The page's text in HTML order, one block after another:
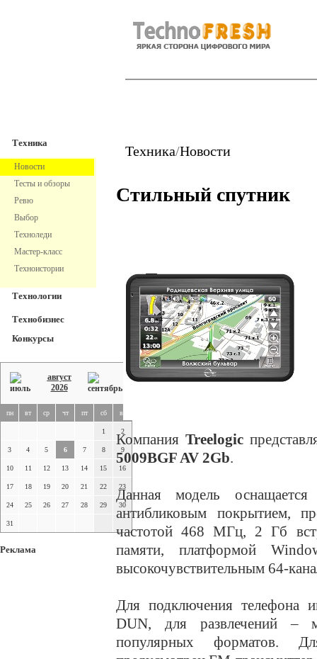
Техника
Новости
Тесты и обзоры
Ревю
Выбор
Техноледи
Мастер-класс
Техноистории
Технологии
Технобизнес
Конкурсы
август
2026
пн вт ср чт пт сб вс
1 2
3 4 5 6 7 8 9
10 11 12 13 14 15 16
17 18 19 20 21 22 23
24 25 26 27 28 29 30
31
Реклама
Техника/Новости
Стильный спутник
Компания Treelogic
5009BGF AV 2Gb.
Данная модель
антибликовым покрытием,
частотой 468 МГц, 2 Гб
памяти, платформой
высокочувствительным 64-
Для подключения телефона
DUN, для развлечений –
популярных форматов.